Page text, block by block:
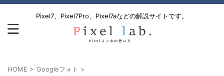
Pixel7、Pixel7Pro、Pixel7aなどの解説サイトです。
HOME > Googleフォト >